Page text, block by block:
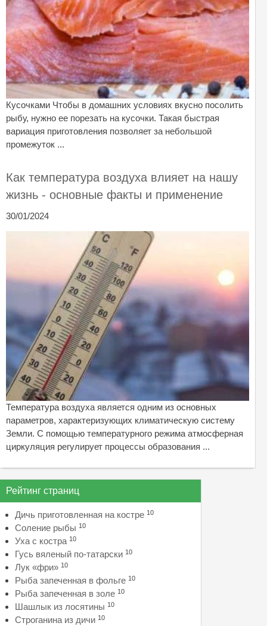
Кусочками Чтобы в домашних условиях вкусно посолить
рыбу, нужно ее порезать на кусочки. Такая быстрая
вариация приготовления позволяет за небольшой
промежуток ...
Как температура воздуха влияет на нашу
жизнь - основные факты и применение
30/01/2024
Температура воздуха является одним из основных
параметров, характеризующих климатическую систему
Земли. С помощью температурного режима атмосферная
циркуляция регулирует процессы образования ...
Рейтинг страниц
Дичь приготовленная на костре 10
Соление рыбы 10
Уха с костра 10
Гусь вяленый по-татарски 10
Лук «фри» 10
Рыба запеченная в фольге 10
Рыба запеченная в золе 10
Шашлык из лосятины 10
Строганина из дичи 10